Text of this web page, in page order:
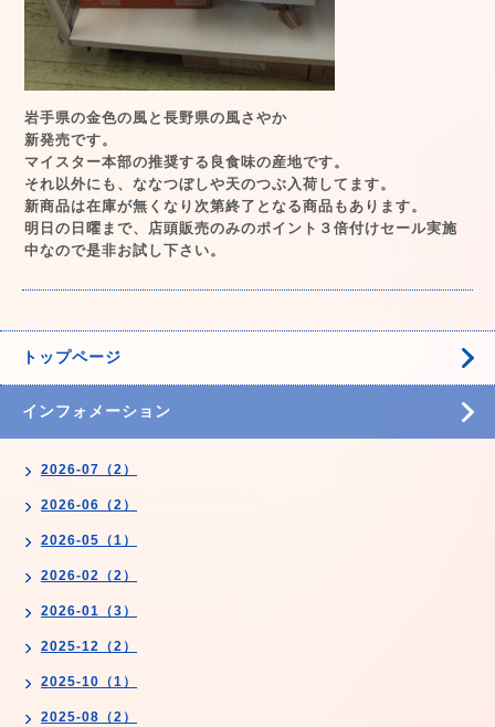
岩手県の金色の風と長野県の風さやか
新発売です。
マイスター本部の推奨する良食味の産地です。
それ以外にも、ななつぼしや天のつぶ入荷してます。
新商品は在庫が無くなり次第終了となる商品もあります。
明日の日曜まで、店頭販売のみのポイント３倍付けセール実施
中なので是非お試し下さい。
トップページ
インフォメーション
2026-07（2）
2026-06（2）
2026-05（1）
2026-02（2）
2026-01（3）
2025-12（2）
2025-10（1）
2025-08（2）